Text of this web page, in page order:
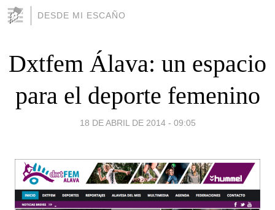
DESDE MI ESCAÑO
Dxtfem Álava: un espacio
para el deporte femenino
18 DE ABRIL DE 2014 - 09:05